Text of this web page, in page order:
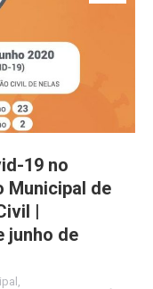
19 no
Municipal de
|
junho de